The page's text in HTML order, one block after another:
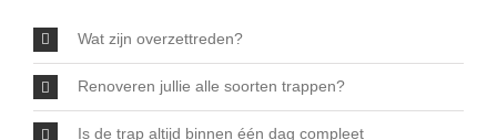
Wat zijn overzettreden?
Renoveren jullie alle soorten trappen?
Is de trap altijd binnen één dag compleet